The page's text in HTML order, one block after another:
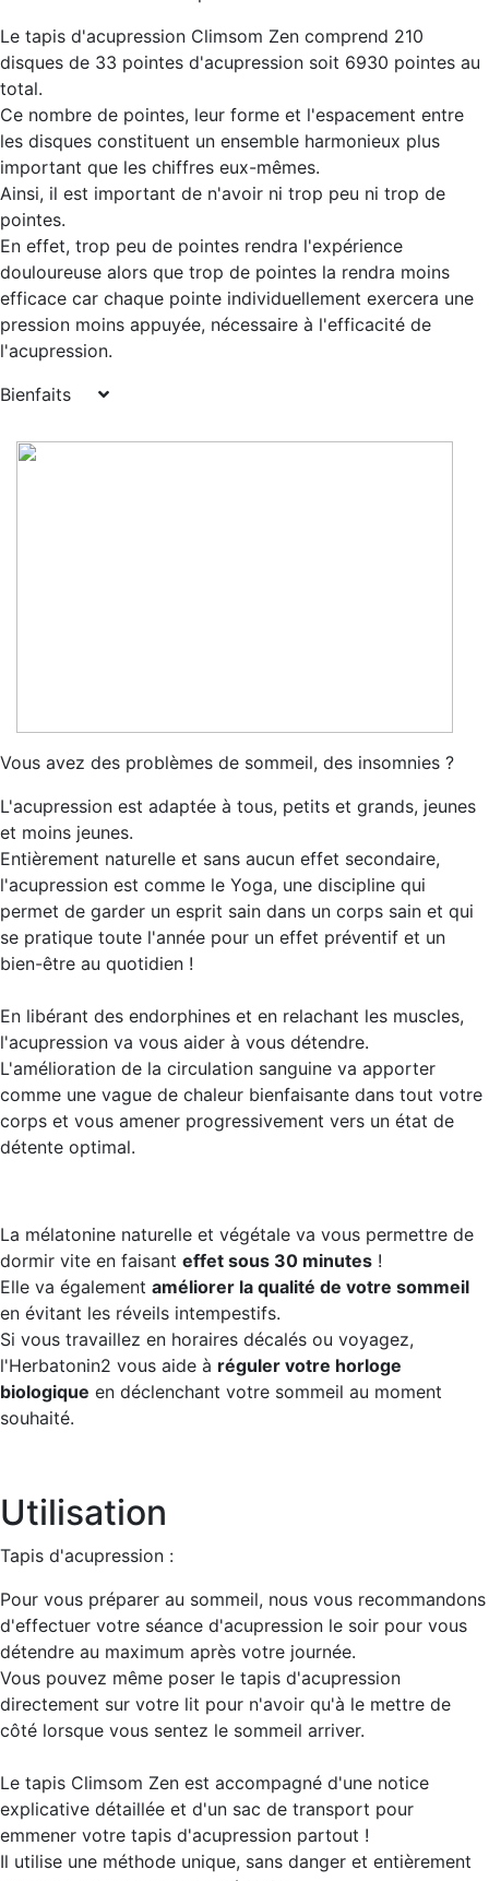
Le tapis d'acupression Climsom Zen comprend 210
disques de 33 pointes d'acupression soit 6930 pointes au
total.
Ce nombre de pointes, leur forme et l'espacement entre
les disques constituent un ensemble harmonieux plus
important que les chiffres eux-mêmes.
Ainsi, il est important de n'avoir ni trop peu ni trop de
pointes.
En effet, trop peu de pointes rendra l'expérience
douloureuse alors que trop de pointes la rendra moins
efficace car chaque pointe individuellement exercera une
pression moins appuyée, nécessaire à l'efficacité de
l'acupression.
Bienfaits
Vous avez des problèmes de sommeil, des insomnies ?
L'acupression est adaptée à tous, petits et grands, jeunes
et moins jeunes.
Entièrement naturelle et sans aucun effet secondaire,
l'acupression est comme le Yoga, une discipline qui
permet de garder un esprit sain dans un corps sain et qui
se pratique toute l'année pour un effet préventif et un
bien-être au quotidien !
En libérant des endorphines et en relachant les muscles,
l'acupression va vous aider à vous détendre.
L'amélioration de la circulation sanguine va apporter
comme une vague de chaleur bienfaisante dans tout votre
corps et vous amener progressivement vers un état de
détente optimal.
La mélatonine naturelle et végétale va vous permettre de
dormir vite en faisant effet sous 30 minutes !
Elle va également améliorer la qualité de votre sommeil
en évitant les réveils intempestifs.
Si vous travaillez en horaires décalés ou voyagez,
l'Herbatonin2 vous aide à réguler votre horloge
biologique en déclenchant votre sommeil au moment
souhaité.
Utilisation
Tapis d'acupression :
Pour vous préparer au sommeil, nous vous recommandons
d'effectuer votre séance d'acupression le soir pour vous
détendre au maximum après votre journée.
Vous pouvez même poser le tapis d'acupression
directement sur votre lit pour n'avoir qu'à le mettre de
côté lorsque vous sentez le sommeil arriver.
Le tapis Climsom Zen est accompagné d'une notice
explicative détaillée et d'un sac de transport pour
emmener votre tapis d'acupression partout !
Il utilise une méthode unique, sans danger et entièrement